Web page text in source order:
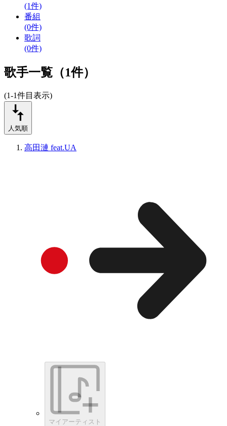
(1件)
番組
(0件)
歌詞
(0件)
歌手一覧（1件）
(1-1件目表示)
人気順
高田漣 feat.UA
マイアーティスト